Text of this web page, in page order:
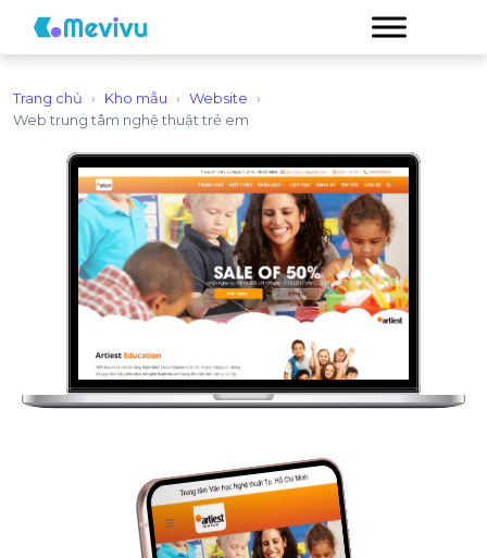
Trang chủ › Kho mẫu › Website
›
Web trung tâm nghệ thuật trẻ em